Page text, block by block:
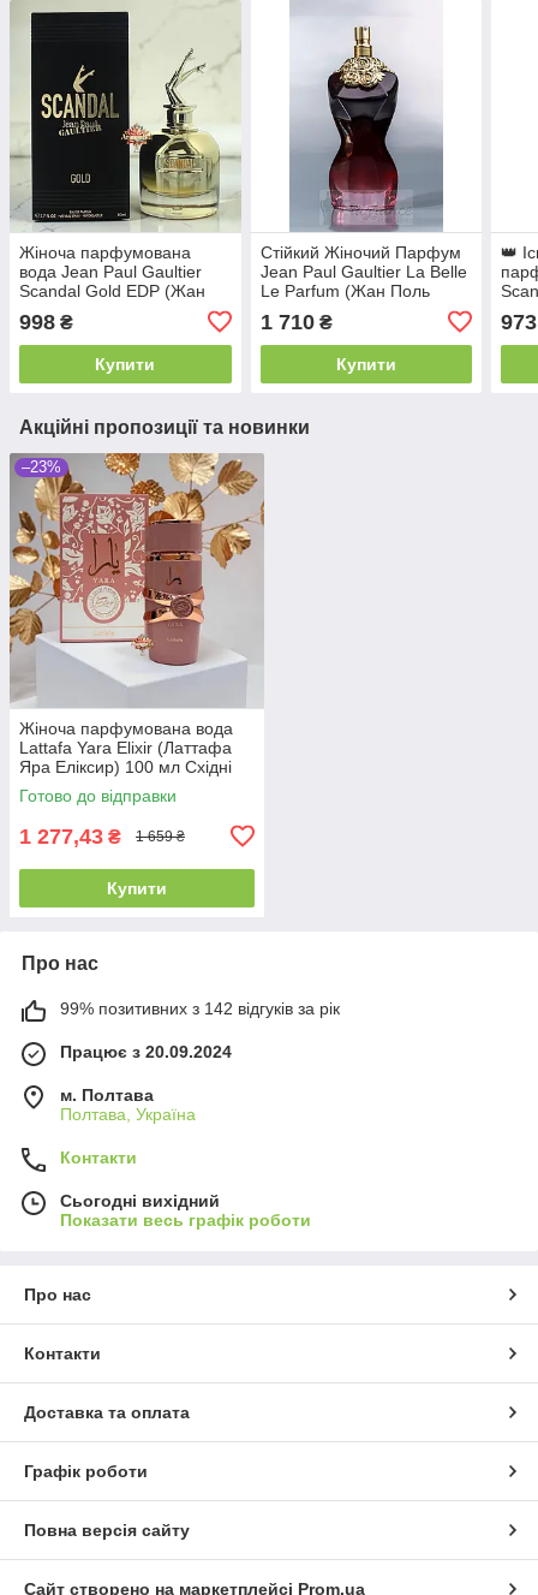
Жіноча парфумована
вода Jean Paul Gaultier
Scandal Gold EDP (Жан
Поль Готьє Скандал Голд)
80 мл Шипрові Східні
Солодкі Стійкі
998 ₴
Купити
Стійкий Жіночий Парфум
Jean Paul Gaultier La Belle
Le Parfum (Жан Поль
Парфум) 125 мл. Східно-
гурманський аромат
1 710₴
Купити
👑
973
Акційні пропозиції та новинки
–23%
Жіноча парфумована вода
Lattafa Yara Elixir (Латтафа
Яра Еліксир) 100 мл Східні
Солодкі Фруктові Гурманські
Стійкі Шлейфові
Готово до відправки
1 277,43 ₴ 1 659 ₴
Купити
Про нас
99% позитивних з 142 відгуків за рік
Працює з 20.09.2024
м. Полтава
Полтава, Україна
Контакти
Сьогодні вихідний
Показати весь графік роботи
Про нас
Контакти
Доставка та оплата
Графік роботи
Повна версія сайту
Сайт створено на маркетплейсі Prom.ua